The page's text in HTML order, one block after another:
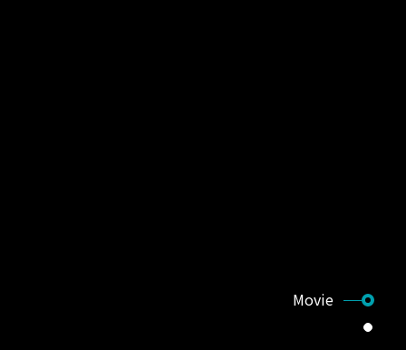
Movie
Company